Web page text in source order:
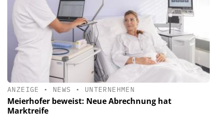
ANZEIGE • NEWS • UNTERNEHMEN
Meierhofer beweist: Neue Abrechnung hat
Marktreife